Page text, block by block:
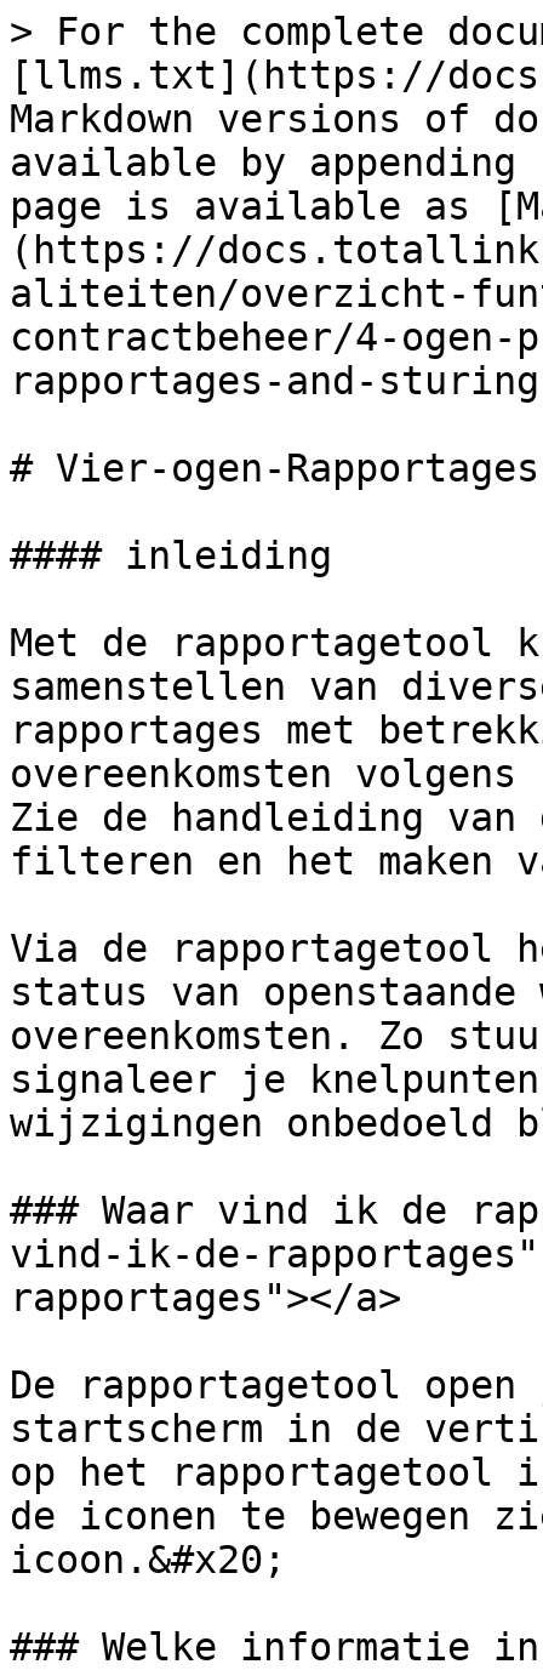
> For the complete
[llms.txt](https://
Markdown versions of
available by
page is available as
(https://
aliteiten/overzicht-
contractbeheer/4-
rapportages-and-
# Vier-ogen-
#### inleiding
Met de rapportagetool
samenstellen van
rapportages met
overeenkomsten
Zie de handleiding
filteren en het maken
Via de
status van
overeenkomsten. Zo
signaleer je
wijzigingen onbedoeld
### Waar vind ik de
vind-ik-de-
rapportages"></a>
De rapportagetool
startscherm in de
op het rapportagetool
de iconen te bewegen
icoon.&#x20;
### Welke informatie